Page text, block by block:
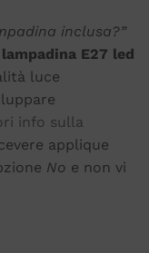
inclusa?”
lampadina E27 led
luce
info sulla
applique
No e non vi